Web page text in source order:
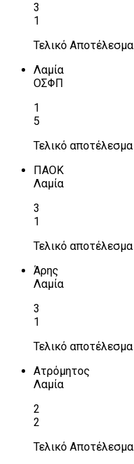
3
1
Τελικό Αποτέλεσμα
Λαμία
ΟΣΦΠ
1
5
Τελικό αποτέλεσμα
ΠΑΟΚ
Λαμία
3
1
Τελικό αποτέλεσμα
Άρης
Λαμία
3
1
Τελικό αποτέλεσμα
Ατρόμητος
Λαμία
2
2
Τελικό Αποτέλεσμα